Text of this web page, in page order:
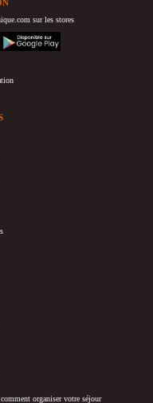
sur les stores
googleplay
organiser votre séjour